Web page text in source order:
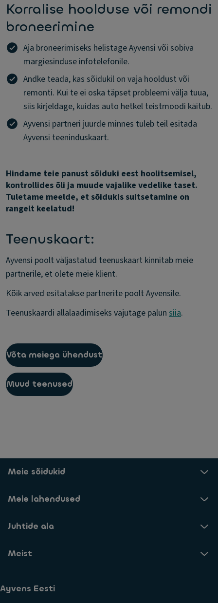
Korralise hoolduse või remondi
broneerimine
Aja broneerimiseks helistage Ayvensi või sobiva
margiesinduse infotelefonile.
Andke teada, kas sõidukil on vaja hooldust või
remonti. Kui te ei oska täpset probleemi välja tuua,
siis kirjeldage, kuidas auto hetkel teistmoodi käitub.
Ayvensi partneri juurde minnes tuleb teil esitada
Ayvensi teeninduskaart.
Hindame teie panust sõiduki eest hoolitsemisel,
kontrollides õli ja muude vajalike vedelike taset.
Tuletame meelde, et sõidukis suitsetamine on
rangelt keelatud!
Teenuskaart:
Ayvensi poolt väljastatud teenuskaart kinnitab meie
partnerile, et olete meie klient.
Kõik arved esitatakse partnerite poolt Ayvensile.
Teenuskaardi allalaadimiseks vajutage palun siia.
Võta meiega ühendust
Muud teenused
Meie sõidukid
Meie lahendused
Juhtide ala
Meist
Ayvens Eesti